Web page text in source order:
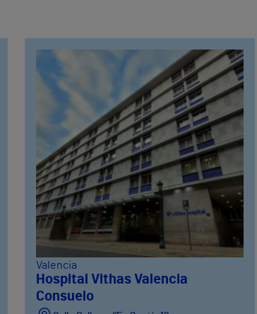
Valencia
Hospital Vithas Valencia
Consuelo